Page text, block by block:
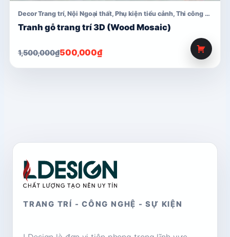
Decor Trang trí,Nội Ngoại thất, Phụ kiện tiểu cảnh, Thi công nhà hàng tre
Tranh gỗ trang trí 3D (Wood Mosaic)
1,500,000₫
Giá
500,000₫
Giá
TRANG TRÍ - CÔNG NGHỆ - SỰ KIỆN